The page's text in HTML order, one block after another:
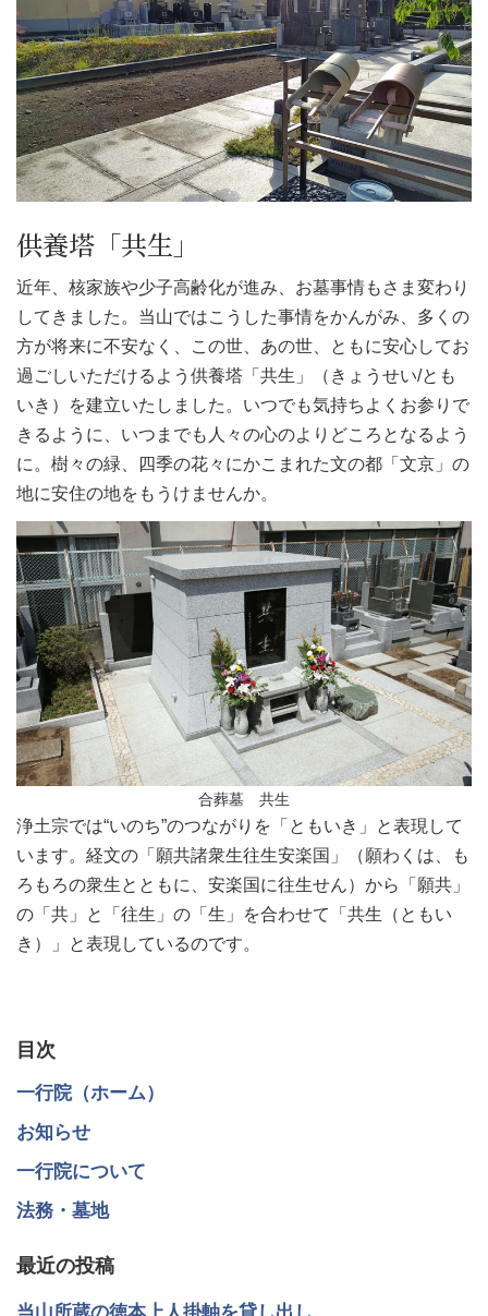
供養塔「共生」
近年、核家族や少子高齢化が進み、お墓事情もさま変わり
してきました。当山ではこうした事情をかんがみ、多くの
方が将来に不安なく、この世、あの世、ともに安心してお
過ごしいただけるよう供養塔「共生」（きょうせい/とも
いき）を建立いたしました。いつでも気持ちよくお参りで
きるように、いつまでも人々の心のよりどころとなるよう
に。樹々の緑、四季の花々にかこまれた文の都「文京」の
地に安住の地をもうけませんか。
合葬墓 共生
浄土宗では“いのち”のつながりを「ともいき」と表現して
います。経文の「願共諸衆生往生安楽国」（願わくは、も
ろもろの衆生とともに、安楽国に往生せん）から「願共」
の「共」と「往生」の「生」を合わせて「共生（ともい
き）」と表現しているのです。
目次
一行院（ホーム）
お知らせ
一行院について
法務・墓地
最近の投稿
当山所蔵の徳本上人掛軸を貸し出し